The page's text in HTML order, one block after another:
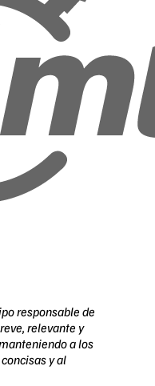
responsable de
relevante y
a los
y al